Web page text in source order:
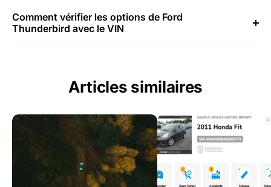
Comment vérifier les options de Ford
Thunderbird avec le VIN
Articles similaires